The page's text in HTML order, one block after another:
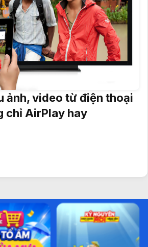
ảnh, video từ điện thoại
chỉ AirPlay hay